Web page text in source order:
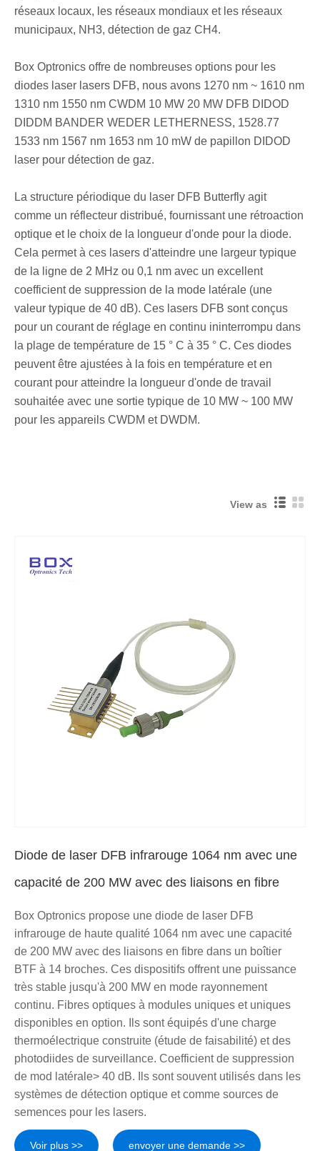
réseaux locaux, les réseaux mondiaux et les réseaux
municipaux, NH3, détection de gaz CH4.
Box Optronics offre de nombreuses options pour les
diodes laser lasers DFB, nous avons 1270 nm ~ 1610 nm
1310 nm 1550 nm CWDM 10 MW 20 MW DFB DIDOD
DIDDM BANDER WEDER LETHERNESS, 1528.77
1533 nm 1567 nm 1653 nm 10 mW de papillon DIDOD
laser pour détection de gaz.
La structure périodique du laser DFB Butterfly agit
comme un réflecteur distribué, fournissant une rétroaction
optique et le choix de la longueur d'onde pour la diode.
Cela permet à ces lasers d'atteindre une largeur typique
de la ligne de 2 MHz ou 0,1 nm avec un excellent
coefficient de suppression de la mode latérale (une
valeur typique de 40 dB). Ces lasers DFB sont conçus
pour un courant de réglage en continu ininterrompu dans
la plage de température de 15 ° C à 35 ° C. Ces diodes
peuvent être ajustées à la fois en température et en
courant pour atteindre la longueur d'onde de travail
souhaitée avec une sortie typique de 10 MW ~ 100 MW
pour les appareils CWDM et DWDM.
View as
Diode de laser DFB infrarouge 1064 nm avec une
capacité de 200 MW avec des liaisons en fibre
Box Optronics propose une diode de laser DFB
infrarouge de haute qualité 1064 nm avec une capacité
de 200 MW avec des liaisons en fibre dans un boîtier
BTF à 14 broches. Ces dispositifs offrent une puissance
très stable jusqu'à 200 MW en mode rayonnement
continu. Fibres optiques à modules uniques et uniques
disponibles en option. Ils sont équipés d'une charge
thermoélectrique construite (étude de faisabilité) et des
photodiides de surveillance. Coefficient de suppression
de mod latérale> 40 dB. Ils sont souvent utilisés dans les
systèmes de détection optique et comme sources de
semences pour les lasers.
Voir plus >> envoyer une demande >>